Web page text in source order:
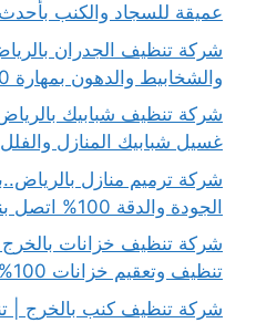
عميقة للسجاد والكنب بأحدث
والشخابيط والدهون بمهارة 100% اتصل االن
غسيل شبابيك المنازل والفلل
الجودة والدقة 100% اتصل بنا الان
تنظيف وتعقيم خزانات 100%منزلية اتصل الان
شركة تنظيف كنب بالخرج |